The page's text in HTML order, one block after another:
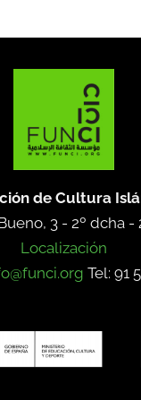
de Cultura
3 - 2º dcha -
Localización
Tel: 91